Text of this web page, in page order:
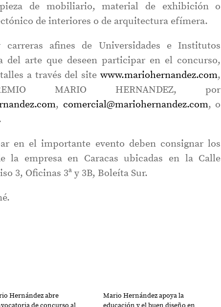
de mobiliario, material de exhibición o
de interiores o de arquitectura efímera.
afines de Universidades e Institutos
del arte que deseen participar en el concurso,
a través del sitewww.mariohernandez.com,
MARIO HERNANDEZ, por
, comercial@mariohernandez.com, o
en el importante evento deben consignar los
la empresa en Caracas ubicadas en la Calle
3, Oficinas 3ª y 3B, Boleíta Sur.
Hernández abre
Mario Hernández apoya la